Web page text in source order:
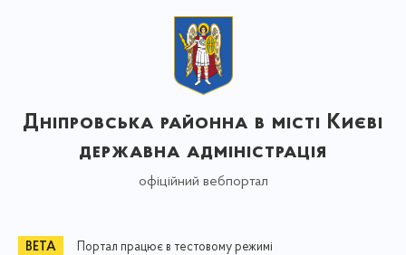
Дніпровська районна в місті Києві
державна адміністрація
офіційний вебпортал
Портал працює в тестовому режимі